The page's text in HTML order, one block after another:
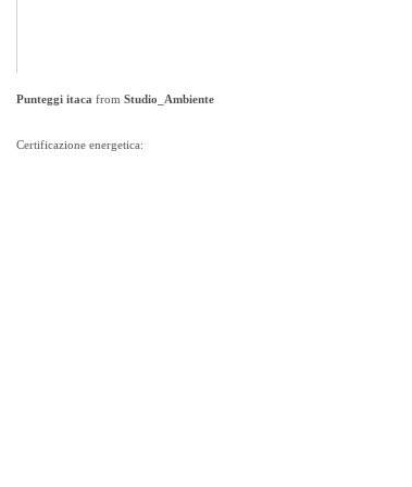
Punteggi itaca from Studio_Ambiente
Certificazione energetica: